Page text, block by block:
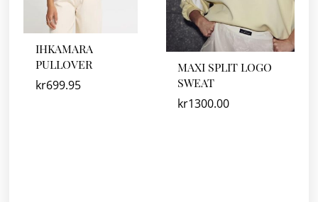
IHKAMARA
PULLOVER
kr699.95
MAXI SPLIT LOGO
SWEAT
kr1300.00